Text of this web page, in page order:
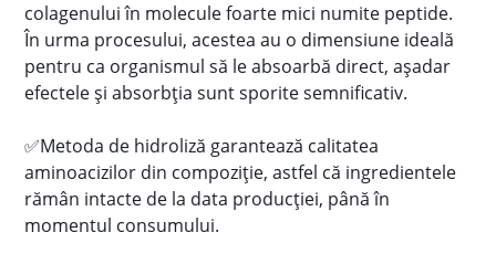
colagenului în molecule foarte mici numite peptide.
În urma procesului, acestea au o dimensiune ideală
pentru ca organismul să le absoarbă direct, așadar
efectele și absorbția sunt sporite semnificativ.
✅Metoda de hidroliză garantează calitatea
aminoacizilor din compoziție, astfel că ingredientele
rămân intacte de la data producției, până în
momentul consumului.